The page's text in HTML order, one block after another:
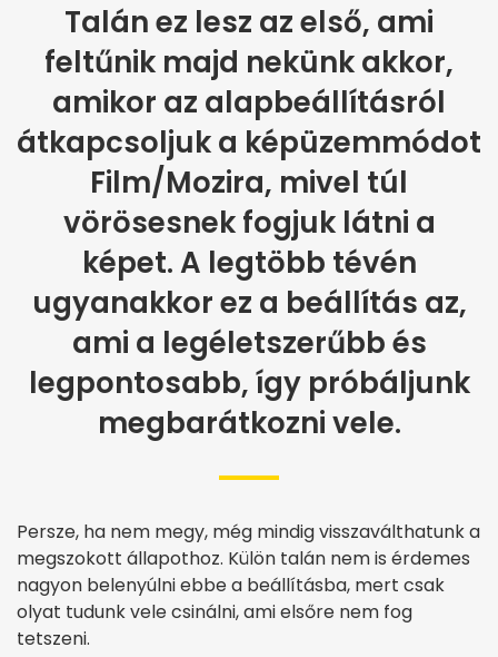
Talán ez lesz az első, ami
feltűnik majd nekünk akkor,
amikor az alapbeállításról
átkapcsoljuk a képüzemmódot
Film/Mozira, mivel túl
vörösesnek fogjuk látni a
képet. A legtöbb tévén
ugyanakkor ez a beállítás az,
ami a legéletszerűbb és
legpontosabb, így próbáljunk
megbarátkozni vele.
Persze, ha nem megy, még mindig visszaválthatunk a
megszokott állapothoz. Külön talán nem is érdemes
nagyon belenyúlni ebbe a beállításba, mert csak
olyat tudunk vele csinálni, ami elsőre nem fog
tetszeni.